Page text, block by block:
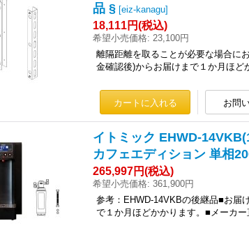
品 § [eiz-kanagu]
18,111円(税込)
希望小売価格: 23,100円
離隔距離を取ることが必要な場合に
金確認後)からお届けまで１か月ほど
イトミック EHWD-
カフェエディション 単相
265,997円(税込)
希望小売価格: 361,900円
参考：EHWD-14VKBの後継品■お届
で１か月ほどかかります。■メーカ